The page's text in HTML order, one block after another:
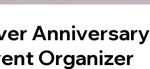
Anniversary
Organizer